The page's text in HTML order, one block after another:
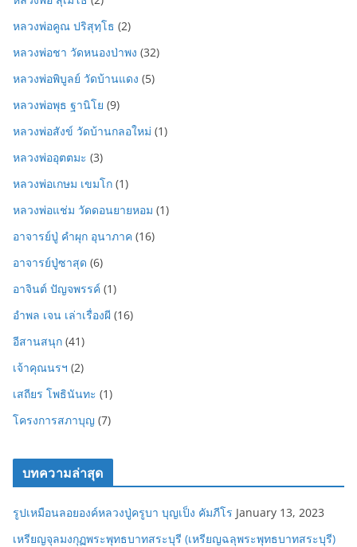
หลวงพ่อคูณ ปริสุทฺโธ (2)
หลวงพ่อชา วัดหนองป่าพง (32)
หลวงพ่อพิบูลย์ วัดบ้านแดง (5)
หลวงพ่อพุธ ฐานิโย (9)
หลวงพ่อสังข์ วัดบ้านกลอใหม่ (1)
หลวงพ่ออุตตมะ (3)
หลวงพ่อเกษม เขมโก (1)
หลวงพ่อแช่ม วัดดอนยายหอม (1)
อาจารย์ปู่ คำผุก อุนาภาค (16)
อาจารย์ปู่ซาสุด (6)
อาจินต์ ปัญจพรรค์ (1)
อำพล เจน เล่าเรื่องผี (16)
อีสานสนุก (41)
เจ้าคุณนรฯ (2)
เสถียร โพธินันทะ (1)
โครงการสภาบุญ (7)
บทความล่าสุด
รูปเหมือนลอยองค์หลวงปู่ครูบา บุญเป็ง คัมภีโร January 13, 2023
เหรียญจุลมงกุฏพระพุทธบาทสระบุรี (เหรียญฉลุพระพุทธบาทสระบุรี)